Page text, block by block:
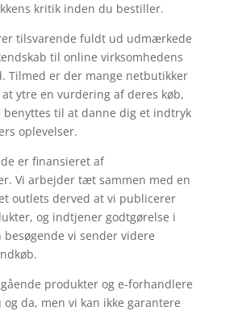
kritik inden du bestiller.
tilsvarende fuldt ud udmærkede
til online virksomhedens
Tilmed er der mange netbutikker
ytre en vurdering af deres køb,
til at danne dig et indtryk
oplevelser.
er finansieret af
Vi arbejder tæt sammen med en
outlets derved at vi publicerer
og indtjener godtgørelse i
vi sender videre
produkter og e-forhandlere
da, men vi kan ikke garantere